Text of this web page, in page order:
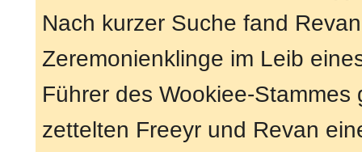
Nach kurzer Suche fand
Zeremonienklinge im Leib
Führer des Wookiee-
zettelten Freeyr und Revan